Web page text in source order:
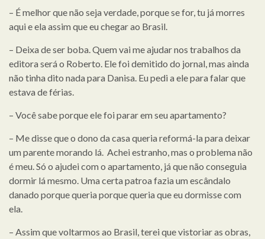
– É melhor que não seja verdade, porque se for, tu já morres
aqui e ela assim que eu chegar ao Brasil.
– Deixa de ser boba. Quem vai me ajudar nos trabalhos da
editora será o Roberto. Ele foi demitido do jornal, mas ainda
não tinha dito nada para Danisa. Eu pedi a ele para falar que
estava de férias.
– Você sabe porque ele foi parar em seu apartamento?
– Me disse que o dono da casa queria reformá-la para deixar
um parente morando lá. Achei estranho, mas o problema não
é meu. Só o ajudei com o apartamento, já que não conseguia
dormir lá mesmo. Uma certa patroa fazia um escândalo
danado porque queria porque queria que eu dormisse com
ela.
– Assim que voltarmos ao Brasil, terei que vistoriar as obras,